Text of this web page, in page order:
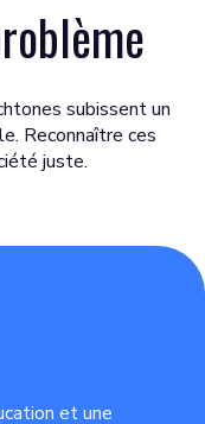
subissent un
Reconnaître ces
juste.
et une